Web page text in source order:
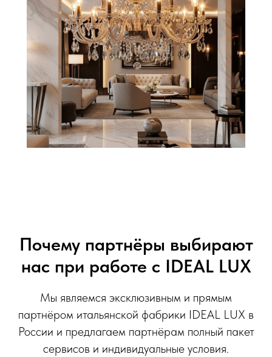
Почему партнёры выбирают
нас при работе с IDEAL LUX
Мы являемся эксклюзивным и прямым
партнёром итальянской фабрики IDEAL LUX в
России и предлагаем партнёрам полный пакет
сервисов и индивидуальные условия.